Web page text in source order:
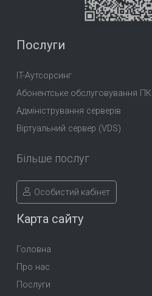
Послуги
IT-Аутсорсинг
Абонентське обслуговування ПК
Адміністрування серверів
Віртуальний сервер (VDS)
Більше послуг
Особистий кабінет
Карта сайту
Головна
Про нас
Послуги